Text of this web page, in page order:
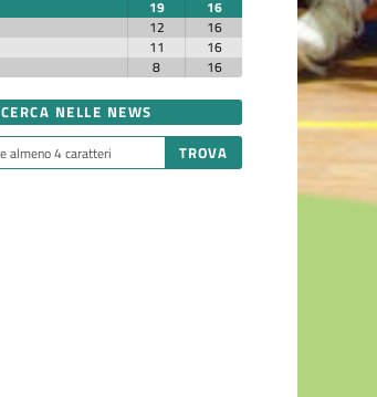
19
16
12
16
11
16
8 16
CERCA NELLE NEWS